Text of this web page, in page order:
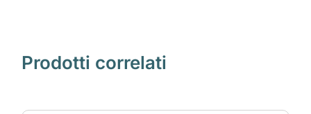
Prodotti correlati